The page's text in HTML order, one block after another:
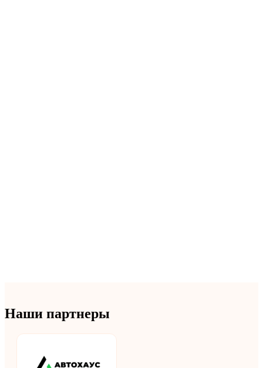
Наши партнеры